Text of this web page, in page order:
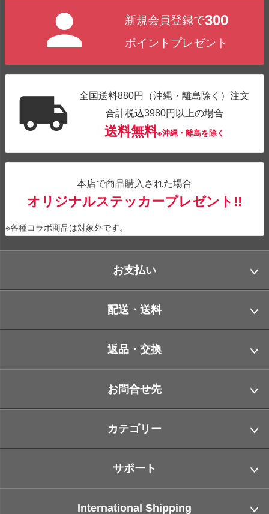
新規会員登録で300
ポイントプレゼント
全国送料880円（沖縄・離島除く）注文
合計税込3980円以上の場合
送料無料※沖縄・離島を除く
本店で商品購入された場合
オリジナルステッカープレゼント!!
※各種コラボ商品は対象外です。
お支払い
配送・送料
返品・交換
お問合せ先
カテゴリー
サポート
International Shipping